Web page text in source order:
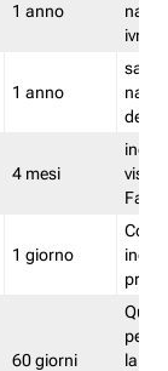
1 anno
ivr
1 anno
salva
del
4 mesi
1 giorno
60 giorni
la